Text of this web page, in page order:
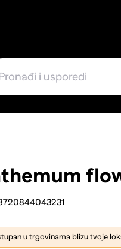
u trgovinama blizu tvoje